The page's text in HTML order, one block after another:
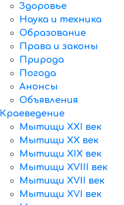
Здоровье
Наука и техника
Образование
Права и законы
Природа
Погода
Анонсы
Объявления
Краеведение
Мытищи XXI век
Мытищи XX век
Мытищи XIX век
Мытищи XVIII век
Мытищи XVII век
Мытищи XVI век